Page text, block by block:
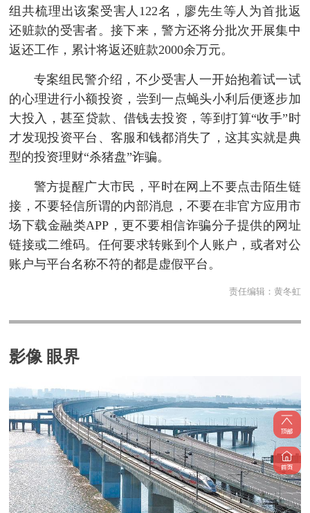
组共梳理出该案受害人122名，廖先生等人为首批返
还赃款的受害者。接下来，警方还将分批次开展集中
返还工作，累计将返还赃款2000余万元。
专案组民警介绍，不少受害人一开始抱着试一试
的心理进行小额投资，尝到一点蝇头小利后便逐步加
大投入，甚至贷款、借钱去投资，等到打算“收手”时
才发现投资平台、客服和钱都消失了，这其实就是典
型的投资理财“杀猪盘”诈骗。
警方提醒广大市民，平时在网上不要点击陌生链
接，不要轻信所谓的内部消息，不要在非官方应用市
场下载金融类APP，更不要相信诈骗分子提供的网址
链接或二维码。任何要求转账到个人账户，或者对公
账户与平台名称不符的都是虚假平台。
责任编辑： 黄冬虹
影像 眼界